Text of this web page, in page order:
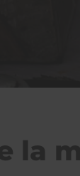
la